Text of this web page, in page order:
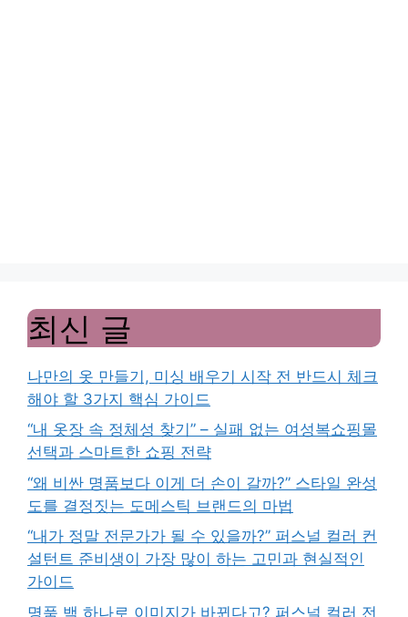
최신 글
나만의 옷 만들기, 미싱 배우기 시작 전 반드시 체크
해야 할 3가지 핵심 가이드
“내 옷장 속 정체성 찾기” – 실패 없는 여성복쇼핑몰
선택과 스마트한 쇼핑 전략
“왜 비싼 명품보다 이게 더 손이 갈까?” 스타일 완성
도를 결정짓는 도메스틱 브랜드의 마법
“내가 정말 전문가가 될 수 있을까?” 퍼스널 컬러 컨
설턴트 준비생이 가장 많이 하는 고민과 현실적인
가이드
명품 백 하나로 이미지가 바뀐다고? 퍼스널 컬러 전